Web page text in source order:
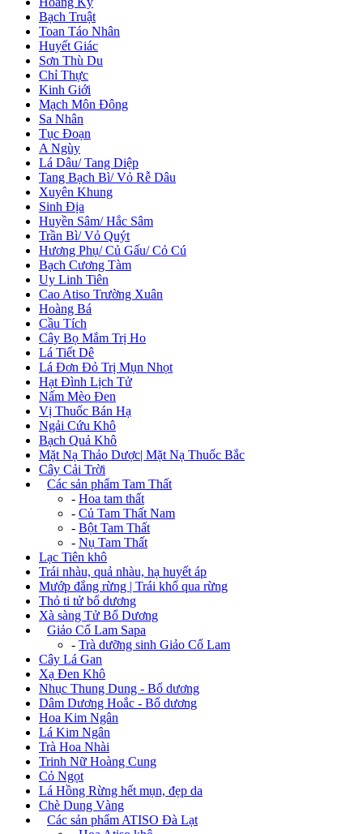
Bạch Truật
Toan Táo Nhân
Huyết Giác
Sơn Thù Du
Chỉ Thực
Kinh Giới
Mạch Môn Đông
Sa Nhân
Tục Đoạn
A Ngùy
Lá Dâu/ Tang Diệp
Tang Bạch Bì/ Vỏ Rễ Dâu
Xuyên Khung
Sinh Địa
Huyền Sâm/ Hắc Sâm
Trần Bì/ Vỏ Quýt
Hương Phụ/ Củ Gấu/ Cỏ Cú
Bạch Cương Tàm
Uy Linh Tiên
Cao Atiso Trường Xuân
Hoàng Bá
Cầu Tích
Cây Bọ Mắm Trị Ho
Lá Tiết Dê
Lá Đơn Đỏ Trị Mụn Nhọt
Hạt Đình Lịch Tử
Nấm Mèo Đen
Vị Thuốc Bán Hạ
Ngải Cứu Khô
Bạch Quả Khô
Mặt Nạ Thảo Dược| Mặt Nạ Thuốc Bắc
Cây Cải Trời
Các sản phẩm Tam Thất
- Hoa tam thất
- Củ Tam Thất Nam
- Bột Tam Thất
- Nụ Tam Thất
Lạc Tiên khô
Trái nhàu, quả nhàu, hạ huyết áp
Mướp đắng rừng | Trái khổ qua rừng
Thỏ ti tử bổ dương
Xà sàng Tử Bổ Dương
Giảo Cổ Lam Sapa
- Trà dưỡng sinh Giảo Cổ Lam
Cây Lá Gan
Xạ Đen Khô
Nhục Thung Dung - Bổ dương
Dâm Dương Hoắc - Bổ dương
Hoa Kim Ngân
Lá Kim Ngân
Trà Hoa Nhài
Trinh Nữ Hoàng Cung
Cỏ Ngọt
Lá Hồng Rừng hết mụn, đẹp da
Chè Dung Vàng
Các sản phẩm ATISO Đà Lạt